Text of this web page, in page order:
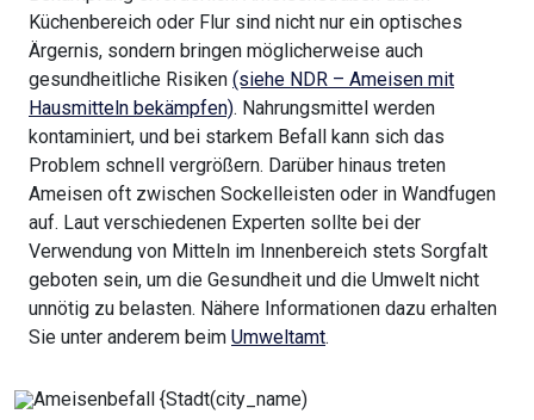
Küchenbereich oder Flur sind nicht nur ein optisches
Ärgernis, sondern bringen möglicherweise auch
gesundheitliche Risiken (siehe NDR – Ameisen mit
Hausmitteln bekämpfen). Nahrungsmittel werden
kontaminiert, und bei starkem Befall kann sich das
Problem schnell vergrößern. Darüber hinaus treten
Ameisen oft zwischen Sockelleisten oder in Wandfugen
auf. Laut verschiedenen Experten sollte bei der
Verwendung von Mitteln im Innenbereich stets Sorgfalt
geboten sein, um die Gesundheit und die Umwelt nicht
unnötig zu belasten. Nähere Informationen dazu erhalten
Sie unter anderem beim Umweltamt.